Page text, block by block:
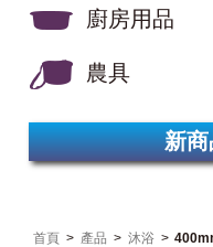
廚房用品
農具
新商
首頁 > 產品 > 沐浴 >